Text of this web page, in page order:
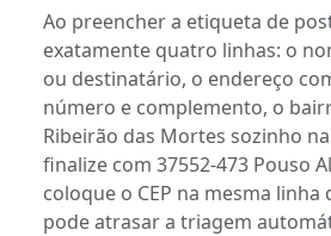
Ao preencher a etiqueta de
exatamente quatro linhas: o
ou destinatário, o endereço
número e complemento, o
Ribeirão das Mortes sozinho
finalize com 37552-473 Pouso
coloque o CEP na mesma linha
pode atrasar a triagem